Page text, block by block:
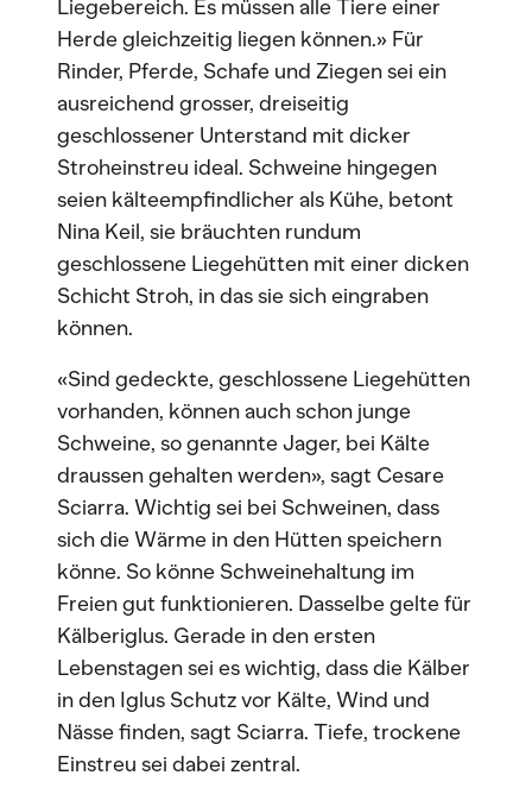
Liegebereich. Es müssen alle Tiere einer
Herde gleichzeitig liegen können.» Für
Rinder, Pferde, Schafe und Ziegen sei ein
ausreichend grosser, dreiseitig
geschlossener Unterstand mit dicker
Stroheinstreu ideal. Schweine hingegen
seien kälteempfindlicher als Kühe, betont
Nina Keil, sie bräuchten rundum
geschlossene Liegehütten mit einer dicken
Schicht Stroh, in das sie sich eingraben
können.
«Sind gedeckte, geschlossene Liegehütten
vorhanden, können auch schon junge
Schweine, so genannte Jager, bei Kälte
draussen gehalten werden», sagt Cesare
Sciarra. Wichtig sei bei Schweinen, dass
sich die Wärme in den Hütten speichern
könne. So könne Schweinehaltung im
Freien gut funktionieren. Dasselbe gelte für
Kälberiglus. Gerade in den ersten
Lebenstagen sei es wichtig, dass die Kälber
in den Iglus Schutz vor Kälte, Wind und
Nässe finden, sagt Sciarra. Tiefe, trockene
Einstreu sei dabei zentral.